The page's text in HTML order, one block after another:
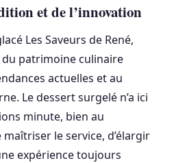
et de l’innovation
Les Saveurs de René,
du patrimoine culinaire
actuelles et au
Le dessert surgelé n’a ici
minute, bien au
le service, d’élargir
expérience toujours